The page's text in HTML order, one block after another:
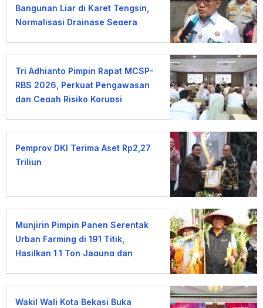
Bangunan Liar di Karet Tengsin,
Normalisasi Drainase Segera
Tri Adhianto Pimpin Rapat MCSP-
RBS 2026, Perkuat Pengawasan
dan Cegah Risiko Korupsi
Pemprov DKI Terima Aset Rp2,27
Triliun
Munjirin Pimpin Panen Serentak
Urban Farming di 191 Titik,
Hasilkan 1,1 Ton Jagung dan
Wakil Wali Kota Bekasi Buka